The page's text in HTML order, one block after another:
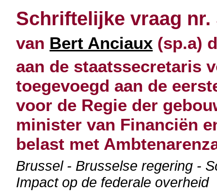
Schriftelijke vraag nr.
van Bert Anciaux (sp.a)
aan de staatssecretaris
toegevoegd aan de
voor de Regie der
minister van Financiën
belast met
Brussel - Brusselse regering -
Impact op de federale overheid